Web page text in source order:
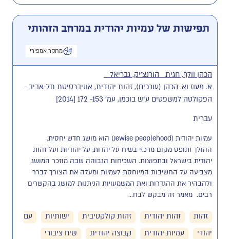
תפישות של עמיות יהודית במרחב הזהותי
מחקר אמפירי
הכהן וולף, חגית
הורנצ'יק, גבריאל
א. מעוז וא. הכהן (עורכים), זהות יהודית, אוניברסיטת תל-אביב -
הפקולטה למשפטים ע"ש בוכמן, עמ' 153- 172 [2014]
עברית
עמיות יהודית (Jewise peoplehood) הוא מושג חדש יחסית,
ההולך ותופס מקום מרכזי בשיח על יהדות, על יהודיות ועל זהות
יהודית בישראל ובתפוצות. השכיחות הגבוהה שבה מוזכר המושג
מצביעה על החשיבות המיוחסת לעמיות ומעלה את הצורך לברר
רבים.  מאמר זה מבקש לבח...
זהות זהות יהודית זהות קולקטיבית ישותיות
עם
יהודי
עמיות יהודית קבוצה יהודית
שיח ציבורי